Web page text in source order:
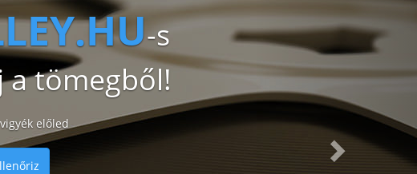
-s
a tömegből!
előled